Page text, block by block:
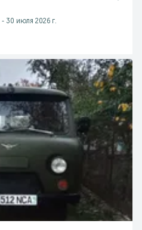
- 30 июля 2026 г.